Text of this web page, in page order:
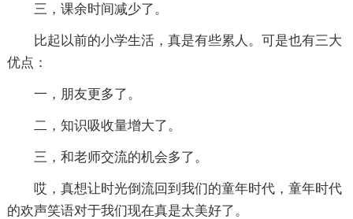
三，课余时间减少了。
比起以前的小学生活，真是有些累人。可是也有三大
优点：
一，朋友更多了。
二，知识吸收量增大了。
三，和老师交流的机会多了。
哎，真想让时光倒流回到我们的童年时代，童年时代
的欢声笑语对于我们现在真是太美好了。